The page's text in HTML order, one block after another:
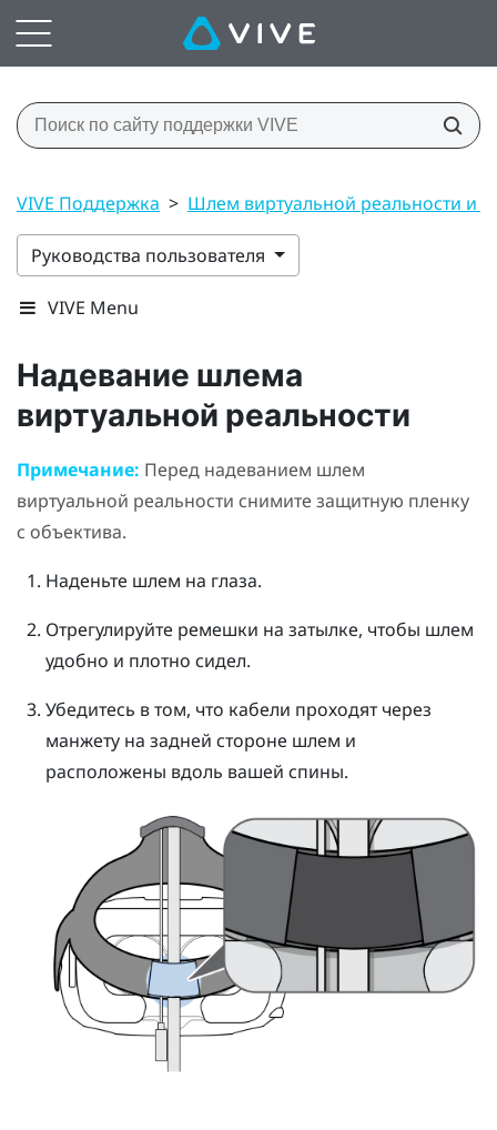
VIVE Поддержка > Шлем виртуальной реальности и
Руководства пользователя
VIVE Menu
Надевание шлема
виртуальной реальности
Примечание: Перед надеванием шлем
виртуальной реальности снимите защитную пленку
с объектива.
Наденьте шлем на глаза.
Отрегулируйте ремешки на затылке, чтобы шлем
удобно и плотно сидел.
Убедитесь в том, что кабели проходят через
манжету на задней стороне шлем и
расположены вдоль вашей спины.